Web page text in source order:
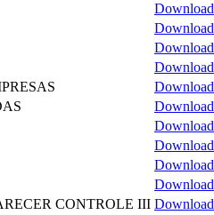
Download
Download
Download
Download
Download
Download
Download
Download
Download
Download
CONTROLE III Download